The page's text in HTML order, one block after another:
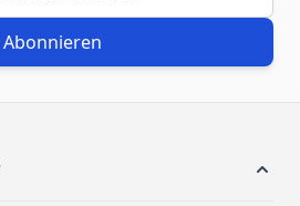
Abonnieren